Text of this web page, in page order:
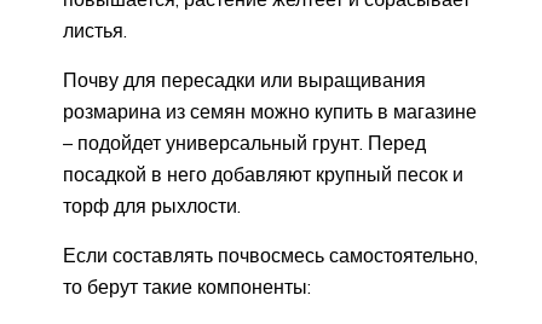
листья.
Почву для пересадки или выращивания
розмарина из семян можно купить в магазине
– подойдет универсальный грунт. Перед
посадкой в него добавляют крупный песок и
торф для рыхлости.
Если составлять почвосмесь самостоятельно,
то берут такие компоненты: